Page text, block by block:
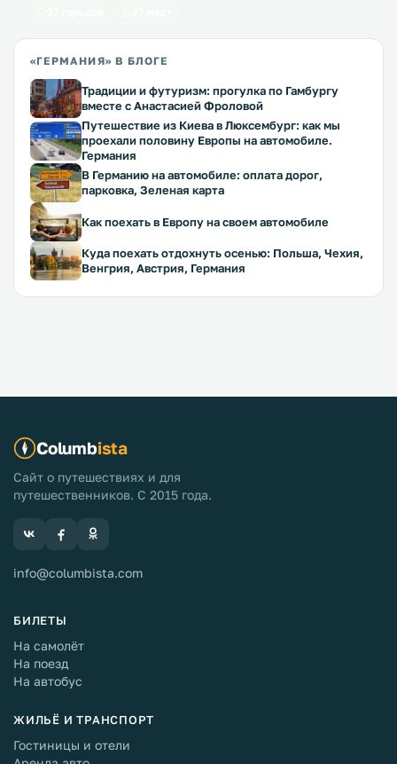
«ГЕРМАНИЯ» В БЛОГЕ
Традиции и футуризм: прогулка по Гамбургу
вместе с Анастасией Фроловой
Путешествие из Киева в Люксембург: как мы
проехали половину Европы на автомобиле.
Германия
В Германию на автомобиле: оплата дорог,
парковка, Зеленая карта
Как поехать в Европу на своем автомобиле
Куда поехать отдохнуть осенью: Польша, Чехия,
Венгрия, Австрия, Германия
Columbista
Сайт о путешествиях и для
путешественников. С 2015 года.
info@columbista.com
БИЛЕТЫ
На самолёт
На поезд
На автобус
ЖИЛЬЁ И ТРАНСПОРТ
Гостиницы и отели